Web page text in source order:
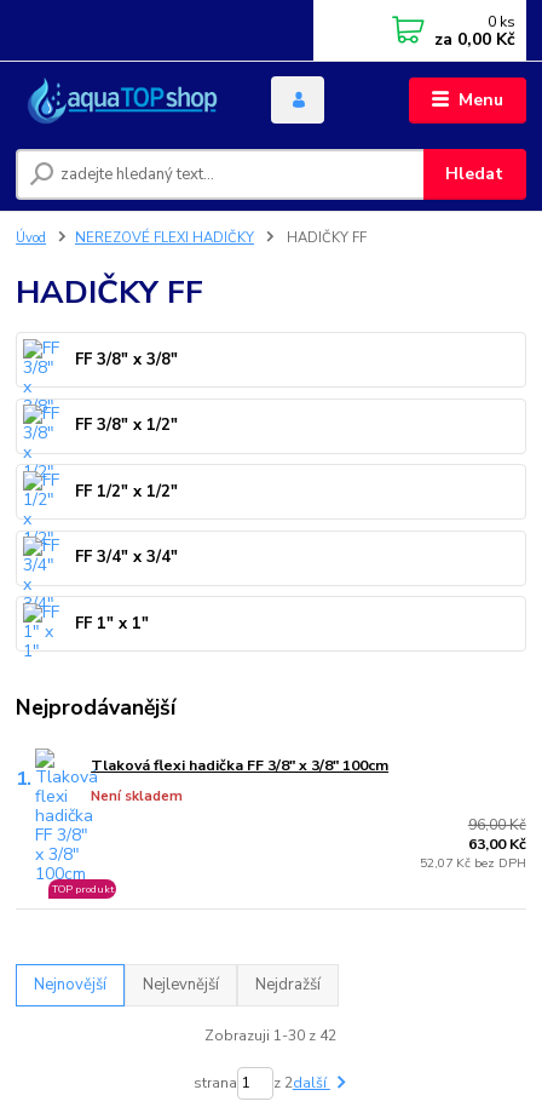
Menu
Hledat
0 ks
za 0,00 Kč
Úvod NEREZOVÉ FLEXI HADIČKY HADIČKY FF
HADIČKY FF
FF 3/8" x 3/8"
FF 3/8" x 1/2"
FF 1/2" x 1/2"
FF 3/4" x 3/4"
FF 1" x 1"
Nejprodávanější
1. Tlaková flexi hadička FF 3/8" x 3/8" 100cm
Není skladem
TOP produkt
96,00 Kč
63,00 Kč
52,07 Kč bez DPH
Nejnovější Nejlevnější Nejdražší
Zobrazuji 1-30 z 42
strana z 2další